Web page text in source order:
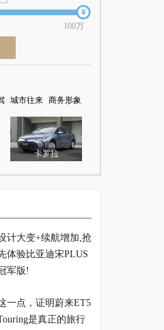
100万
城市往来 商务形象
卡罗拉
计大变+续航增加,抢
体验比亚迪宋PLUS
军版!
一点，证明蔚来ET5
是真正的旅行